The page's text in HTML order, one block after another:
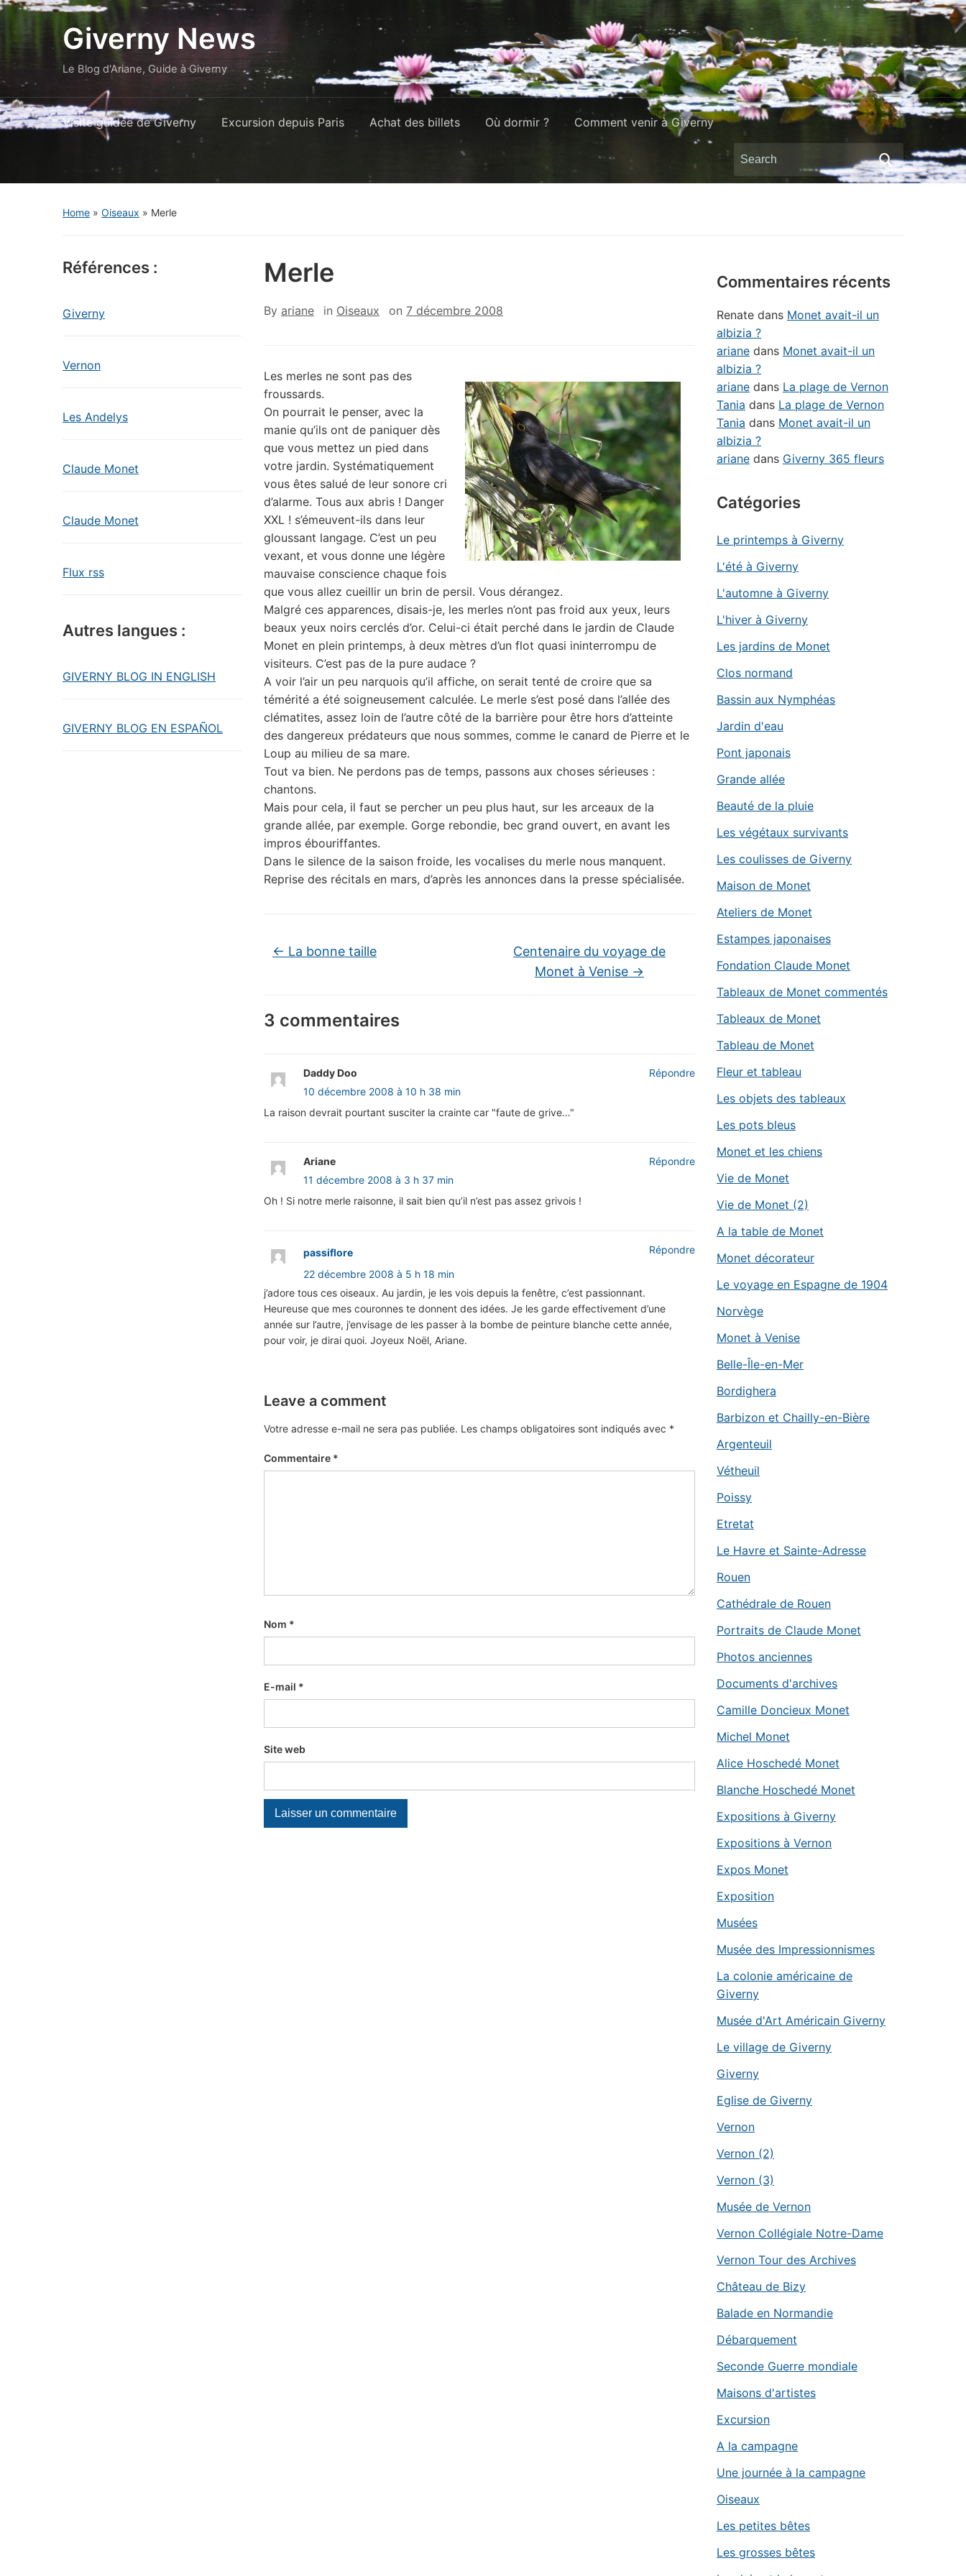
Giverny News
Le Blog d'Ariane, Guide à Giverny
Visite guidée de Giverny Excursion depuis Paris Achat des billets Où dormir ? Comment venir à Giverny
Search
for:
Home » Oiseaux » Merle
Références :
Giverny
Vernon
Les Andelys
Claude Monet
Claude Monet
Flux rss
Autres langues :
GIVERNY BLOG IN ENGLISH
GIVERNY BLOG EN ESPAÑOL
Merle
By ariane in Oiseaux on 7 décembre 2008
Les merles ne sont pas des
froussards.
On pourrait le penser, avec la
manie qu’ils ont de paniquer dès
que vous mettez un pied dans
votre jardin. Systématiquement
vous êtes salué de leur sonore cri
d’alarme. Tous aux abris ! Danger
XXL ! s’émeuvent-ils dans leur
gloussant langage. C’est un peu
vexant, et vous donne une légère
mauvaise conscience chaque fois
que vous allez cueillir un brin de persil. Vous dérangez.
Malgré ces apparences, disais-je, les merles n’ont pas froid aux yeux, leurs
beaux yeux noirs cerclés d’or. Celui-ci était perché dans le jardin de Claude
Monet en plein printemps, à deux mètres d’un flot quasi ininterrompu de
visiteurs. C’est pas de la pure audace ?
A voir l’air un peu narquois qu’il affiche, on serait tenté de croire que sa
témérité a été soigneusement calculée. Le merle s’est posé dans l’allée des
clématites, assez loin de l’autre côté de la barrière pour être hors d’atteinte
des dangereux prédateurs que nous sommes, comme le canard de Pierre et le
Loup au milieu de sa mare.
Tout va bien. Ne perdons pas de temps, passons aux choses sérieuses :
chantons.
Mais pour cela, il faut se percher un peu plus haut, sur les arceaux de la
grande allée, par exemple. Gorge rebondie, bec grand ouvert, en avant les
impros ébouriffantes.
Dans le silence de la saison froide, les vocalises du merle nous manquent.
Reprise des récitals en mars, d’après les annonces dans la presse spécialisée.
← La bonne taille
Centenaire du voyage de
Monet à Venise →
3 commentaires
Daddy Doo
10 décembre 2008 à 10 h 38 min
La raison devrait pourtant susciter la crainte car "faute de grive…"
Répondre
Ariane
11 décembre 2008 à 3 h 37 min
Oh ! Si notre merle raisonne, il sait bien qu’il n’est pas assez grivois !
Répondre
passiflore
22 décembre 2008 à 5 h 18 min
j’adore tous ces oiseaux. Au jardin, je les vois depuis la fenêtre, c’est passionnant.
Heureuse que mes couronnes te donnent des idées. Je les garde effectivement d’une
année sur l’autre, j’envisage de les passer à la bombe de peinture blanche cette année,
pour voir, je dirai quoi. Joyeux Noël, Ariane.
Répondre
Leave a comment
Votre adresse e-mail ne sera pas publiée. Les champs obligatoires sont indiqués avec *
Commentaire *
Nom *
E-mail *
Site web
Commentaires récents
Renate dans Monet avait-il un
albizia ?
ariane dans Monet avait-il un
albizia ?
ariane dans La plage de Vernon
Tania dans La plage de Vernon
Tania dans Monet avait-il un
albizia ?
ariane dans Giverny 365 fleurs
Catégories
Le printemps à Giverny
L'été à Giverny
L'automne à Giverny
L'hiver à Giverny
Les jardins de Monet
Clos normand
Bassin aux Nymphéas
Jardin d'eau
Pont japonais
Grande allée
Beauté de la pluie
Les végétaux survivants
Les coulisses de Giverny
Maison de Monet
Ateliers de Monet
Estampes japonaises
Fondation Claude Monet
Tableaux de Monet commentés
Tableaux de Monet
Tableau de Monet
Fleur et tableau
Les objets des tableaux
Les pots bleus
Monet et les chiens
Vie de Monet
Vie de Monet (2)
A la table de Monet
Monet décorateur
Le voyage en Espagne de 1904
Norvège
Monet à Venise
Belle-Île-en-Mer
Bordighera
Barbizon et Chailly-en-Bière
Argenteuil
Vétheuil
Poissy
Etretat
Le Havre et Sainte-Adresse
Rouen
Cathédrale de Rouen
Portraits de Claude Monet
Photos anciennes
Documents d'archives
Camille Doncieux Monet
Michel Monet
Alice Hoschedé Monet
Blanche Hoschedé Monet
Expositions à Giverny
Expositions à Vernon
Expos Monet
Exposition
Musées
Musée des Impressionnismes
La colonie américaine de
Giverny
Musée d'Art Américain Giverny
Le village de Giverny
Giverny
Eglise de Giverny
Vernon
Vernon (2)
Vernon (3)
Musée de Vernon
Vernon Collégiale Notre-Dame
Vernon Tour des Archives
Château de Bizy
Balade en Normandie
Débarquement
Seconde Guerre mondiale
Maisons d'artistes
Excursion
A la campagne
Une journée à la campagne
Oiseaux
Les petites bêtes
Les grosses bêtes